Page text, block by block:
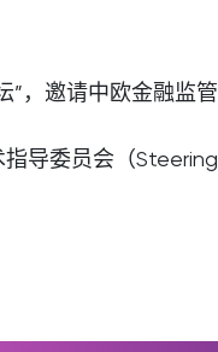
”，邀请中欧金融监
导委员会（